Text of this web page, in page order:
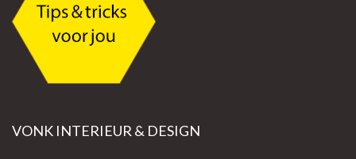
VONK INTERIEUR & DESIGN